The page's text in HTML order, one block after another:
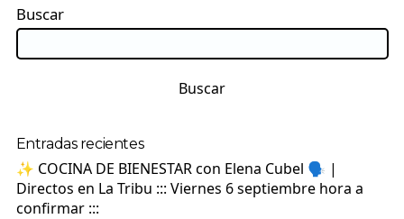
Buscar
Buscar
Entradas recientes
✨ COCINA DE BIENESTAR con Elena Cubel 🗣️ |
Directos en La Tribu ::: Viernes 6 septiembre hora a
confirmar :::